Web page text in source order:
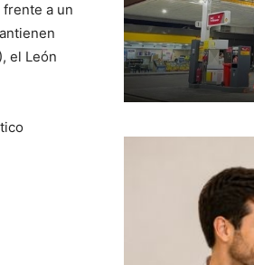
a un
el León